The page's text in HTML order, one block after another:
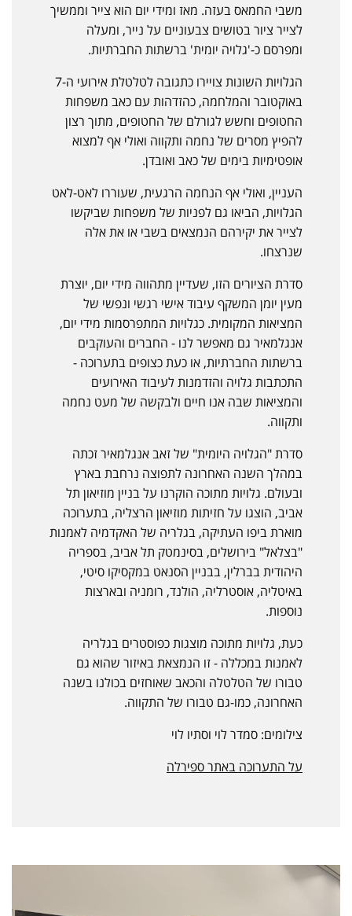
משבי החמאס בעזה. מאז ומידי יום הוא צייר וממשיך
לצייר ציור בטושים צבעוניים על נייר, ומעלה
ומפרסם כ-'גלויה יומית' ברשתות החברתיות.
הגלויות השונות צויירו כתגובה לטלטלת אירועי ה-7
באוקטובר והמלחמה, כהזדהות עם כאב משפחות
החטופים וחשש לגורלם של החטופים, מתוך רצון
להפיץ מסרים של נחמה ותקווה ואולי אף למצוא
אופטימיות בימים של כאב ואובדן.
העניין, ואולי אף הנחמה הרגעית, שעוררו לאט-לאט
הגלויות, הביאו גם לפניות של משפחות שביקשו
לצייר את יקירהם הנמצאים בשבי או את אלה
שנרצחו.
סדרת הציורים הזו, שעדיין מתהווה מידי יום, יוצרת
מעין יומן המשקף עיבוד אישי רגשי ונפשי של
המציאות המקומית. כגלויות המתפרסמות מידי יום,
אנגלמאיר גם מאפשר לנו - החברים והעוקבים
ברשתות החברתיות, או כעת כצופים בתערוכה -
התכתבות גלויה והזדמנות לעיבוד האירועים
והמציאות שבה אנו חיים ולבקשה של מעט נחמה
ותקווה.
סדרת "הגלויה היומית" של זאב אנגלמאיר זכתה
במהלך השנה האחרונה לתפוצה נרחבת בארץ
ובעולם. גלויות מתוכה הוקרנו על בניין מוזיאון תל
אביב, הוצגו על חזיתות מוזיאון הרצליה, בתערוכה
מוארת ביפו העתיקה, בגלריה של האקדמיה לאמנות
"בצלאל" בירושלים, בסינמטק תל אביב, בספריה
היהודית בברלין, בבניין הסנאט במקסיקו סיטי,
באיטליה, אוסטרליה, הולנד, רומניה ובארצות
נוספות.
כעת, גלויות מתוכה מוצגות כפוסטרים בגלריה
לאמנות במכללה - זו הנמצאת באיזור שהוא גם
טבורו של הטלטלה והכאב שאוחזים בכולנו בשנה
האחרונה, כמו-גם טבורו של התקווה.
צילומים: סמדר לוי וסתיו לוי
על התערוכה באתר ספירלה